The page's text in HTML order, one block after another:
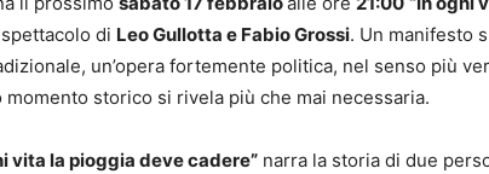
di Leo Gullotta e Fabio Grossi. Un manifesto
un’opera fortemente politica, nel senso più
momento storico si rivela più che mai necessaria.
vita la pioggia deve cadere” narra la storia di due